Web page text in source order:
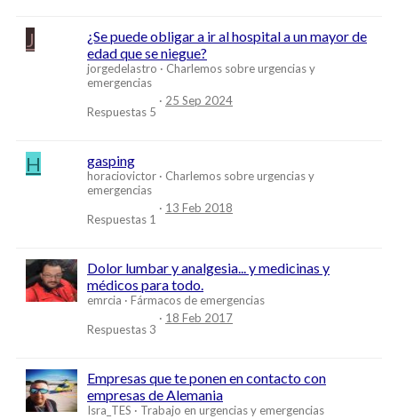
J
¿Se puede obligar a ir al hospital a un mayor de
edad que se niegue?
jorgedelastro
Charlemos sobre urgencias y
emergencias
Respuestas 5
25 Sep 2024
H gasping
horaciovictor
Charlemos sobre urgencias y
emergencias
Respuestas 1
13 Feb 2018
Dolor lumbar y analgesia... y medicinas y
médicos para todo.
emrcia Fármacos de emergencias
Respuestas 3
18 Feb 2017
Empresas que te ponen en contacto con
empresas de Alemania
Isra_TES Trabajo en urgencias y emergencias